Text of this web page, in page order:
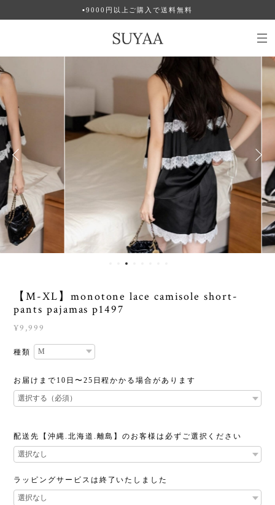
▪︎9000円以上ご購入で送料無料
【M-XL】monotone lace camisole short-
pants pajamas p1497
¥9,999
種類
お届けまで10日〜25日程かかる場合があります
配送先【沖縄.北海道.離島】のお客様は必ずご選択ください
ラッピングサービスは終了いたしました